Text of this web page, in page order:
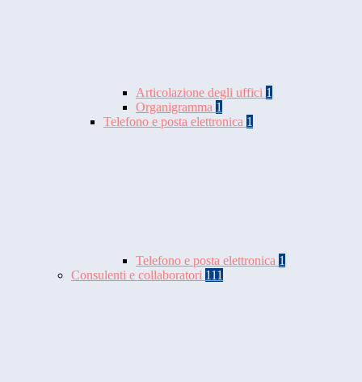
Articolazione degli uffici 1
Organigramma 1
Telefono e posta elettronica 1
Telefono e posta elettronica 1
Consulenti e collaboratori 111